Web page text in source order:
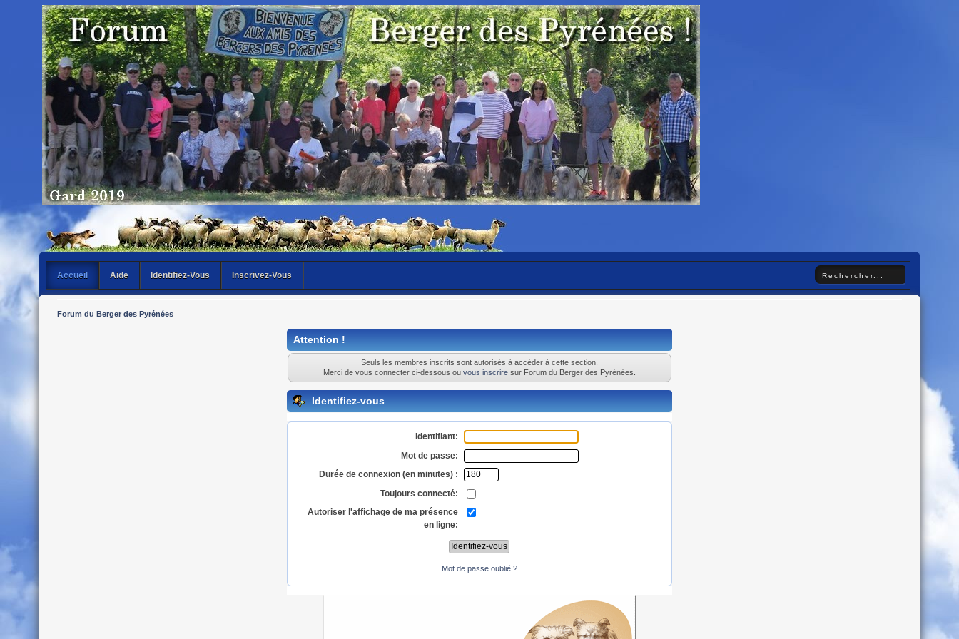
Accueil Aide Identifiez-Vous Inscrivez-Vous
Forum du Berger des Pyrénées
Attention !
Seuls les membres inscrits sont autorisés à accéder à cette section.
Merci de vous connecter ci-dessous ou vous inscriresur Forum du Berger des Pyrénées.
Identifiez-vous
Identifiant:
Mot de passe:
Durée de connexion (en minutes) :
Toujours connecté:
Autoriser l'affichage de ma présence
en ligne:
Mot de passe oublié ?